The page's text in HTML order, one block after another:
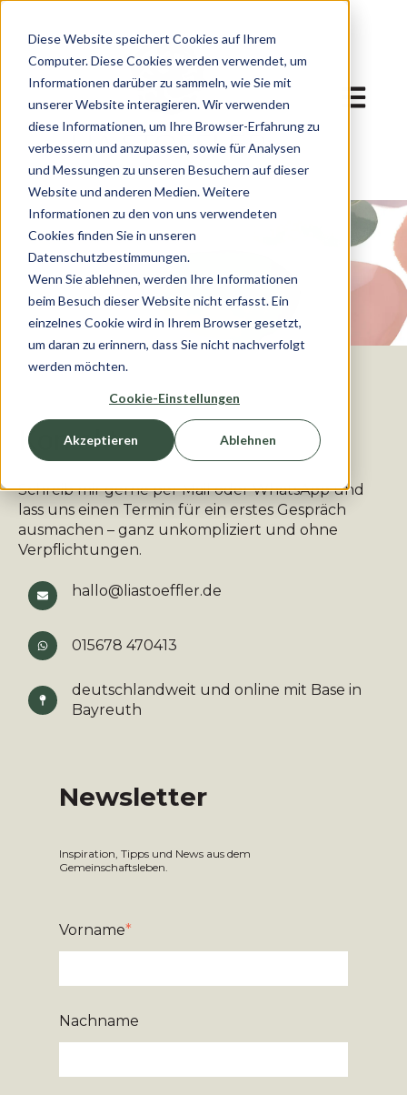
Diese Website speichert Cookies auf Ihrem
Computer. Diese Cookies werden verwendet, um
Informationen darüber zu sammeln, wie Sie mit
unserer Website interagieren. Wir verwenden
diese Informationen, um Ihre Browser-Erfahrung zu
verbessern und anzupassen, sowie für Analysen
und Messungen zu unseren Besuchern auf dieser
Website und anderen Medien. Weitere
Informationen zu den von uns verwendeten
Cookies finden Sie in unseren
Datenschutzbestimmungen.
Wenn Sie ablehnen, werden Ihre Informationen
beim Besuch dieser Website nicht erfasst. Ein
einzelnes Cookie wird in Ihrem Browser gesetzt,
um daran zu erinnern, dass Sie nicht nachverfolgt
werden möchten.
Cookie-Einstellungen
Akzeptieren Ablehnen
Kontakt
Schreib mir gerne per Mail oder WhatsApp und
lass uns einen Termin für ein erstes Gespräch
ausmachen – ganz unkompliziert und ohne
Verpflichtungen.
hallo@liastoeffler.de
015678 470413
deutschlandweit und online mit Base in
Bayreuth
Newsletter
Inspiration, Tipps und News aus dem
Gemeinschaftsleben.
Vorname*
Nachname